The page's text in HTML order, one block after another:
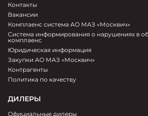
Контакты
Вакансии
Комплаенс система АО МАЗ «Москвич»
Система информирования о нарушениях в
комплаенс
Юридическая информация
Закупки АО МАЗ «Москвич»
Контрагенты
Политика по качеству
ДИЛЕРЫ
Официальные дилеры